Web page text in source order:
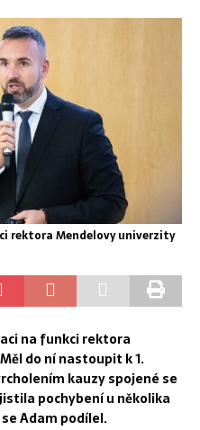
rektora Mendelovy univerzity
na funkci rektora
do ní nastoupit k 1.
kauzy spojené se
pochybení u několika
Adam podílel.